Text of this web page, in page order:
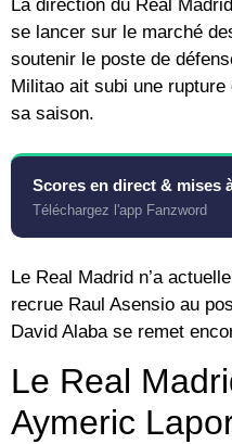
La direction du Real
se lancer sur le marché
soutenir le poste de
Militao ait subi une
sa saison.
Scores en direct & mises
Téléchargez l'app Fanzword
Le Real Madrid n’a
recrue Raul Asensio au
David Alaba se remet
Le Real
Aymeric